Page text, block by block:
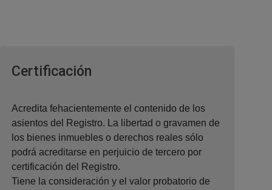
Certificación
Acredita fehacientemente el contenido de los
asientos del Registro. La libertad o gravamen de
los bienes inmuebles o derechos reales sólo
podrá acreditarse en perjuicio de tercero por
certificación del Registro.
Tiene la consideración y el valor probatorio de